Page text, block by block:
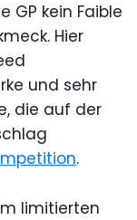
kein Faible
Hier
und sehr
die auf der
.
limitierten